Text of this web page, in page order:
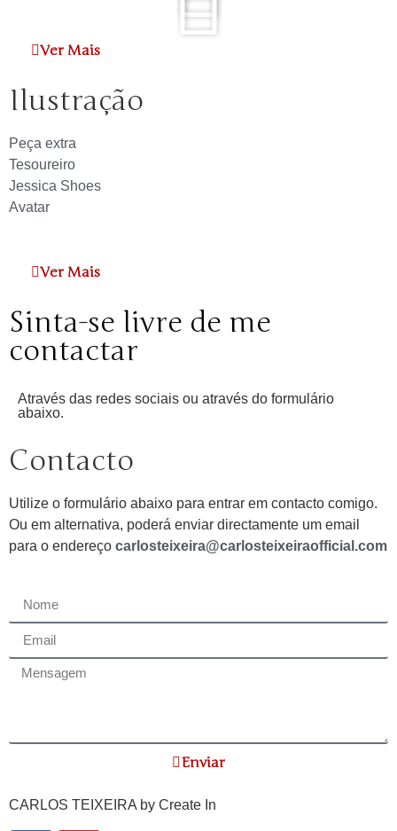
Ver Mais
Ilustração
Peça extra
Tesoureiro
Jessica Shoes
Avatar
Ver Mais
Sinta-se livre de me
contactar
Através das redes sociais ou através do formulário
abaixo.
Contacto
Utilize o formulário abaixo para entrar em contacto comigo.
Ou em alternativa, poderá enviar directamente um email
para o endereço carlosteixeira@carlosteixeiraofficial.com
Enviar
CARLOS TEIXEIRA by Create In